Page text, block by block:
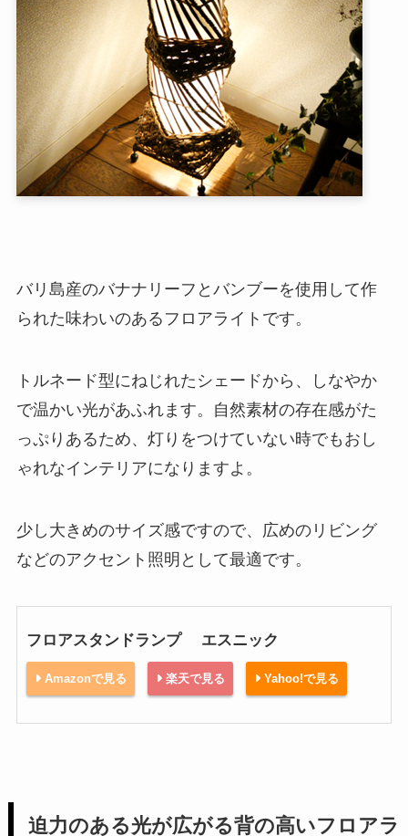
バリ島産のバナナリーフとバンブーを使用して作
られた味わいのあるフロアライトです。
トルネード型にねじれたシェードから、しなやか
で温かい光があふれます。自然素材の存在感がた
っぷりあるため、灯りをつけていない時でもおし
ゃれなインテリアになりますよ。
少し大きめのサイズ感ですので、広めのリビング
などのアクセント照明として最適です。
フロアスタンドランプ エスニック
Amazonで見る 楽天で見る Yahoo!で見る
迫力のある光が広がる背の高いフロアラ